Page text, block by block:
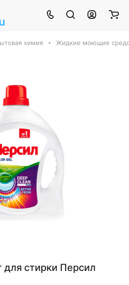
химия Жидкие моющие
для стирки Персил